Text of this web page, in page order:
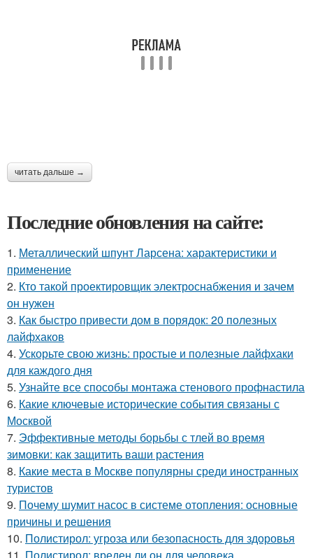
читать дальше →
Последние обновления на сайте:
1. Металлический шпунт Ларсена: характеристики и
применение
2. Кто такой проектировщик электроснабжения и зачем
он нужен
3. Как быстро привести дом в порядок: 20 полезных
лайфхаков
4. Ускорьте свою жизнь: простые и полезные лайфхаки
для каждого дня
5. Узнайте все способы монтажа стенового профнастила
6. Какие ключевые исторические события связаны с
Москвой
7. Эффективные методы борьбы с тлей во время
зимовки: как защитить ваши растения
8. Какие места в Москве популярны среди иностранных
туристов
9. Почему шумит насос в системе отопления: основные
причины и решения
10. Полистирол: угроза или безопасность для здоровья